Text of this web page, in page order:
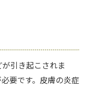
引き起こされま
要です。皮膚の炎症